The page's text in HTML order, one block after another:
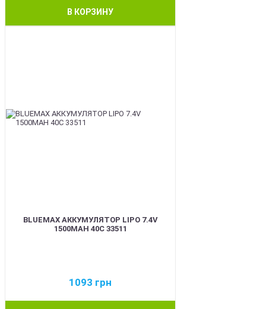
В КОРЗИНУ
BLUEMAX АККУМУЛЯТОР LIPO 7.4V
1500MAH 40C 33511
1093 грн